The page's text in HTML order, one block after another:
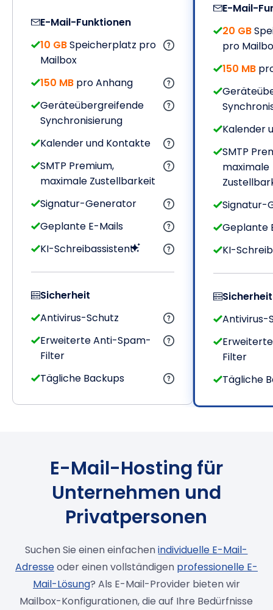
E-Mail-Funktionen
10 GBSpeicherplatz pro
Mailbox
150 MB pro Anhang
Geräteübergreifende
Synchronisierung
Kalender und Kontakte
SMTP Premium,
maximale Zustellbarkeit
Signatur-Generator
Geplante E-Mails
KI-Schreibassistent
Sicherheit
Antivirus-Schutz
Erweiterte Anti-Spam-
Filter
Tägliche Backups
E-Mail-
20 GB
pro
150 MB
Kalender
SMTP
maximale
Signatur-
Geplante
KI-
Sicherheit
Antivirus-
Filter
Tägliche
E-Mail-Hosting für
Unternehmen und
Privatpersonen
Suchen Sie einen einfachenindividuelle E-Mail-
Adresseoder einen vollständigen professionelle E-
Mail-Lösung? Als E-Mail-Provider bieten wir
Mailbox-Konfigurationen, die auf Ihre Bedürfnisse